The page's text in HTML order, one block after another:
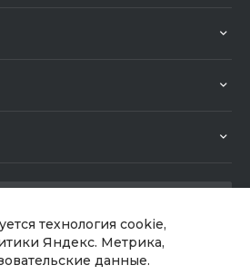
технология cookie,
Яндекс. Метрика,
данные.
в соц. сетях